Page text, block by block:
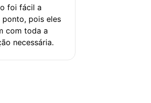
foi fácil a
pois eles
com toda a
necessária.